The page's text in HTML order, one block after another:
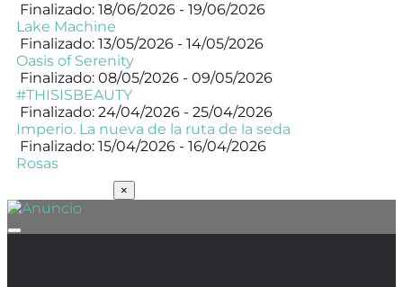
Finalizado: 18/06/2026 - 19/06/2026
Lake Machine
Finalizado: 13/05/2026 - 14/05/2026
Oasis of Serenity
Finalizado: 08/05/2026 - 09/05/2026
#THISISBEAUTY
Finalizado: 24/04/2026 - 25/04/2026
Imperio. La nueva de la ruta de la seda
Finalizado: 15/04/2026 - 16/04/2026
Rosas
×